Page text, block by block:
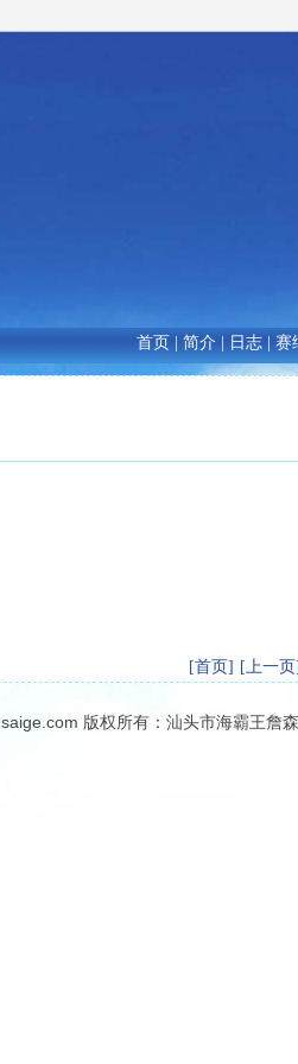
首页 简介 日志 赛
[首页] [上一页]
saige.com 版权所有：汕头市海霸王詹